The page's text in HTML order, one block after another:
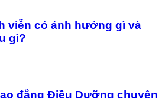
viễn có ảnh hưởng gì và
gì?
đẳng Điều Dưỡng chuyên